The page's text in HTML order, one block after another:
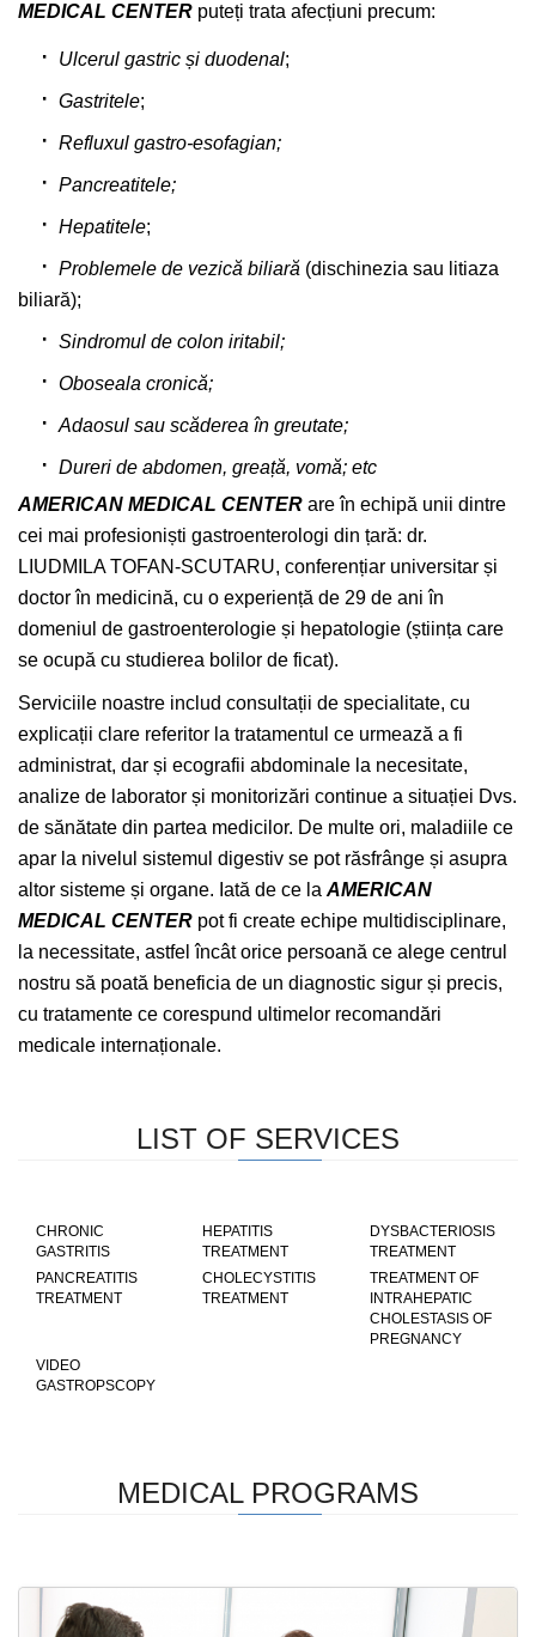
MEDICAL CENTER puteți trata afecțiuni precum:
Ulcerul gastric și duodenal;
Gastritele;
Refluxul gastro-esofagian;
Pancreatitele;
Hepatitele;
Problemele de vezică biliară (dischinezia sau litiaza
biliară);
Sindromul de colon iritabil;
Oboseala cronică;
Adaosul sau scăderea în greutate;
Dureri de abdomen, greață, vomă; etc
AMERICAN MEDICAL CENTER are în echipă unii dintre
cei mai profesioniști gastroenterologi din țară: dr.
LIUDMILA TOFAN-SCUTARU, conferențiar universitar și
doctor în medicină, cu o experiență de 29 de ani în
domeniul de gastroenterologie și hepatologie (știința care
se ocupă cu studierea bolilor de ficat).
Serviciile noastre includ consultații de specialitate, cu
explicații clare referitor la tratamentul ce urmează a fi
administrat, dar și ecografii abdominale la necesitate,
analize de laborator și monitorizări continue a situației Dvs.
de sănătate din partea medicilor. De multe ori, maladiile ce
apar la nivelul sistemul digestiv se pot răsfrânge și asupra
altor sisteme și organe. Iată de ce la AMERICAN
MEDICAL CENTER pot fi create echipe multidisciplinare,
la necessitate, astfel încât orice persoană ce alege centrul
nostru să poată beneficia de un diagnostic sigur și precis,
cu tratamente ce corespund ultimelor recomandări
medicale internaționale.
LIST OF SERVICES
CHRONIC
GASTRITIS
HEPATITIS
TREATMENT
DYSBACTERIOSIS
TREATMENT
PANCREATITIS
TREATMENT
CHOLECYSTITIS
TREATMENT
TREATMENT OF
INTRAHEPATIC
CHOLESTASIS OF
PREGNANCY
VIDEO
GASTROPSCOPY
MEDICAL PROGRAMS